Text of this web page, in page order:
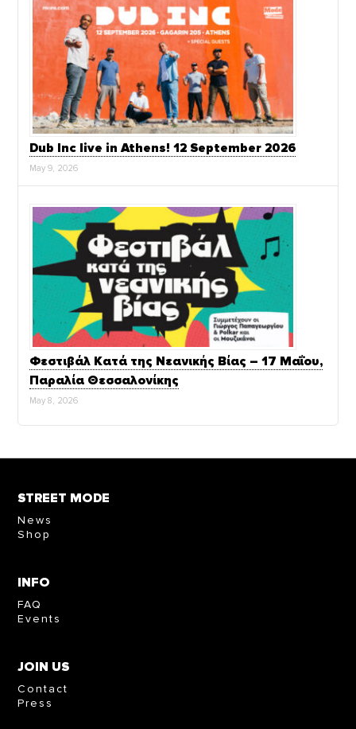
Dub Inc live in Athens! 12 September 2026
May 9, 2026
Φεστιβάλ Κατά της Νεανικής Βίας – 17 Μαΐου,
Παραλία Θεσσαλονίκης
May 8, 2026
STREET MODE
News
Shop
INFO
FAQ
Events
JOIN US
Contact
Press